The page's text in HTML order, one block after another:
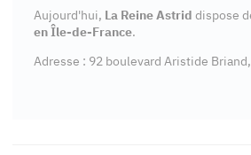
Aujourd'hui, La Reine Astrid dispose
en Île-de-France.
Adresse : 92 boulevard Aristide